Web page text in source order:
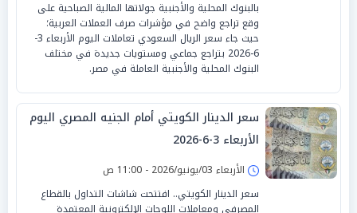
بالبنوك المحلية والأجنبية جولاتها المالية الصباحية على
وقع تراجع واضح في مؤشرات صرف العملات العربية؛
حيث جاء سعر الريال السعودي تعاملات اليوم الأربعاء 3-
6-2026 بتراجع جماعي ومستويات جديدة في مختلف
البنوك المحلية والأجنبية العاملة في مصر.
سعر الدينار الكويتي أمام الجنيه المصري اليوم
الأربعاء 3-6-2026
الأربعاء 03/يونيو/2026 - 11:00 ص
سعر الدينار الكويتي.. افتتحت شاشات التداول بالقطاع
المصرفي ومعاملات اللوحات الإلكترونية المعتمدة